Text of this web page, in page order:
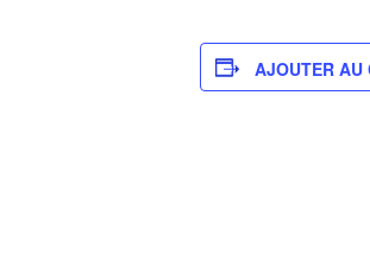
AJOUTER AU